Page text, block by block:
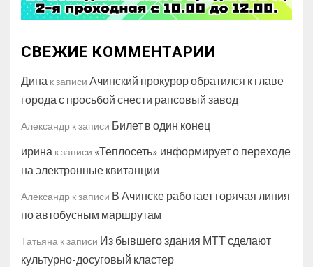
СВЕЖИЕ КОММЕНТАРИИ
Дина к записи Ачинский прокурор обратился к главе
города с просьбой снести рапсовый завод
Александр к записи Билет в один конец
ирина к записи «Теплосеть» информирует о переходе
на электронные квитанции
Александр к записи В Ачинске работает горячая линия
по автобусным маршрутам
Татьяна к записи Из бывшего здания МТТ сделают
культурно-досуговый кластер